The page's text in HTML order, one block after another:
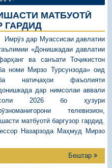
МАТБУОТӢ
ГАРДИД
Имрӯз дар Муассисаи давлатии
«Донишкадаи давлатии
ва санъати Тоҷикистон
номи Мирзо Турсунзода» оид
натиҷаҳои фаъолияти
дар нимсолаи аввали
2026 бо ҳузури
телевизион,
матбуотӣ баргузор гардид.
Назарзода Маҳмуд Мирзо
Бештар